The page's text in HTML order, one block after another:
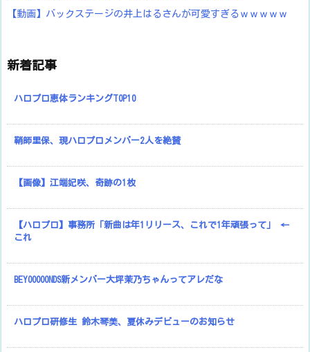
【動画】バックステージの井上はるさんが可愛すぎるｗｗｗｗｗ
新着記事
ハロプロ恵体ランキングTOP10
鞘師里保、現ハロプロメンバー2人を絶賛
【画像】江端妃咲、奇跡の1枚
【ハロプロ】事務所「新曲は年1リリース、これで1年頑張って」 ←
これ
BEYOOOOONDS新メンバー大坪茉乃ちゃんってアレだな
ハロプロ研修生 鈴木琴美、夏休みデビューのお知らせ